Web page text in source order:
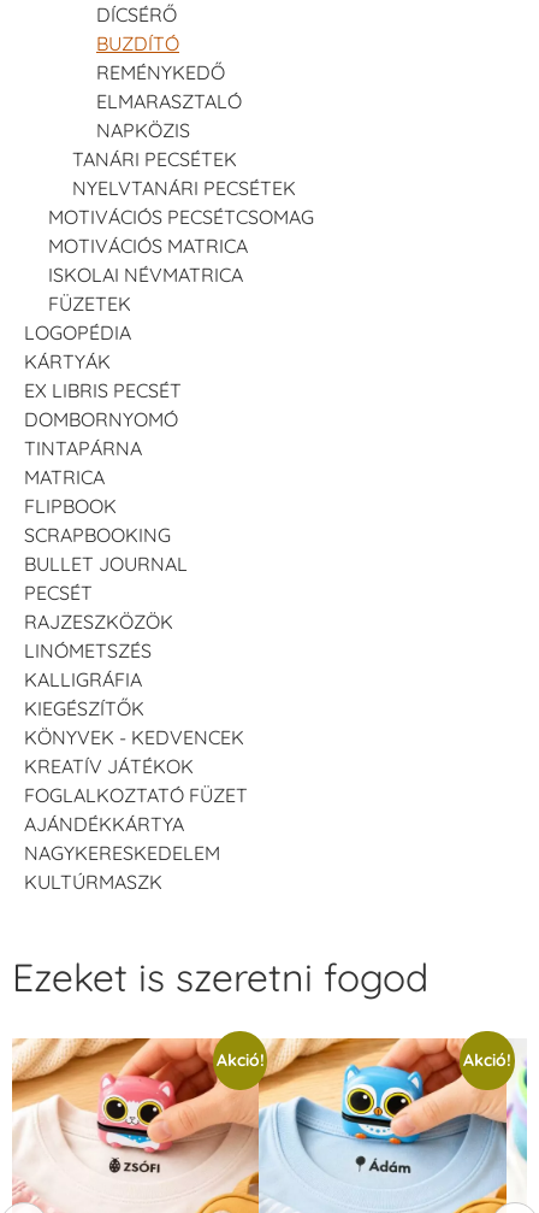
DÍCSÉRŐ
BUZDÍTÓ
REMÉNYKEDŐ
ELMARASZTALÓ
NAPKÖZIS
TANÁRI PECSÉTEK
NYELVTANÁRI PECSÉTEK
MOTIVÁCIÓS PECSÉTCSOMAG
MOTIVÁCIÓS MATRICA
ISKOLAI NÉVMATRICA
FÜZETEK
LOGOPÉDIA
KÁRTYÁK
EX LIBRIS PECSÉT
DOMBORNYOMÓ
TINTAPÁRNA
MATRICA
FLIPBOOK
SCRAPBOOKING
BULLET JOURNAL
PECSÉT
RAJZESZKÖZÖK
LINÓMETSZÉS
KALLIGRÁFIA
KIEGÉSZÍTŐK
KÖNYVEK - KEDVENCEK
KREATÍV JÁTÉKOK
FOGLALKOZTATÓ FÜZET
AJÁNDÉKKÁRTYA
NAGYKERESKEDELEM
KULTÚRMASZK
Ezeket is szeretni fogod
Akció! Akció!